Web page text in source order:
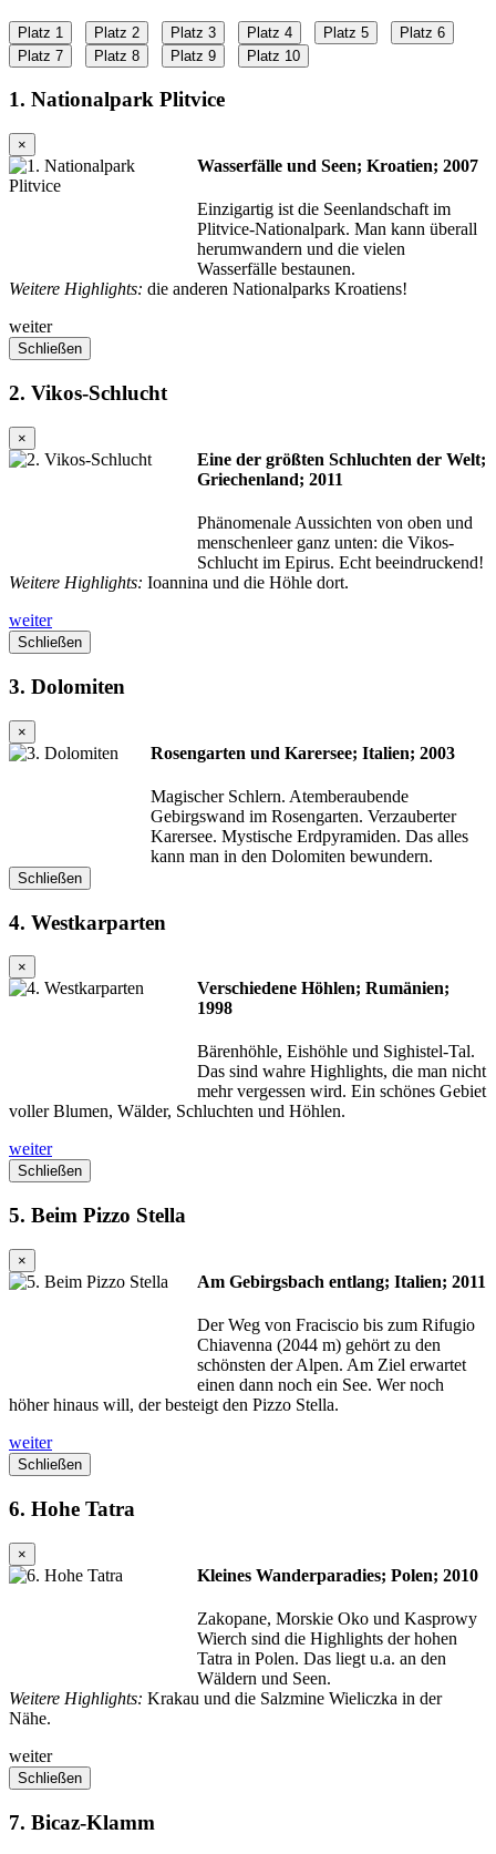
Platz 1 Platz 2 Platz 3 Platz 4 Platz 5
Platz 6
Platz 7
Platz 8 Platz 9 Platz 10
1. Nationalpark Plitvice
×
Wasserfälle und Seen; Kroatien; 2007
Einzigartig ist die Seenlandschaft im
Plitvice-Nationalpark. Man kann überall
herumwandern und die vielen
Wasserfälle bestaunen.
Weitere Highlights: die anderen Nationalparks Kroatiens!
weiter
Schließen
2. Vikos-Schlucht
×
Eine der größten Schluchten der Welt;
Griechenland; 2011
Phänomenale Aussichten von oben und
menschenleer ganz unten: die Vikos-
Schlucht im Epirus. Echt beeindruckend!
Weitere Highlights: Ioannina und die Höhle dort.
weiter
Schließen
3. Dolomiten
×
Rosengarten und Karersee; Italien; 2003
Magischer Schlern. Atemberaubende
Gebirgswand im Rosengarten. Verzauberter
Karersee. Mystische Erdpyramiden. Das alles
kann man in den Dolomiten bewundern.
Schließen
4. Westkarparten
×
Verschiedene Höhlen; Rumänien;
1998
Bärenhöhle, Eishöhle und Sighistel-Tal.
Das sind wahre Highlights, die man nicht
mehr vergessen wird. Ein schönes Gebiet
voller Blumen, Wälder, Schluchten und Höhlen.
weiter
Schließen
5. Beim Pizzo Stella
×
Am Gebirgsbach entlang; Italien; 2011
Der Weg von Fraciscio bis zum Rifugio
Chiavenna (2044 m) gehört zu den
schönsten der Alpen. Am Ziel erwartet
einen dann noch ein See. Wer noch
höher hinaus will, der besteigt den Pizzo Stella.
weiter
Schließen
6. Hohe Tatra
×
Kleines Wanderparadies; Polen; 2010
Zakopane, Morskie Oko und Kasprowy
Wierch sind die Highlights der hohen
Tatra in Polen. Das liegt u.a. an den
Wäldern und Seen.
Weitere Highlights: Krakau und die Salzmine Wieliczka in der
Nähe.
weiter
Schließen
7. Bicaz-Klamm